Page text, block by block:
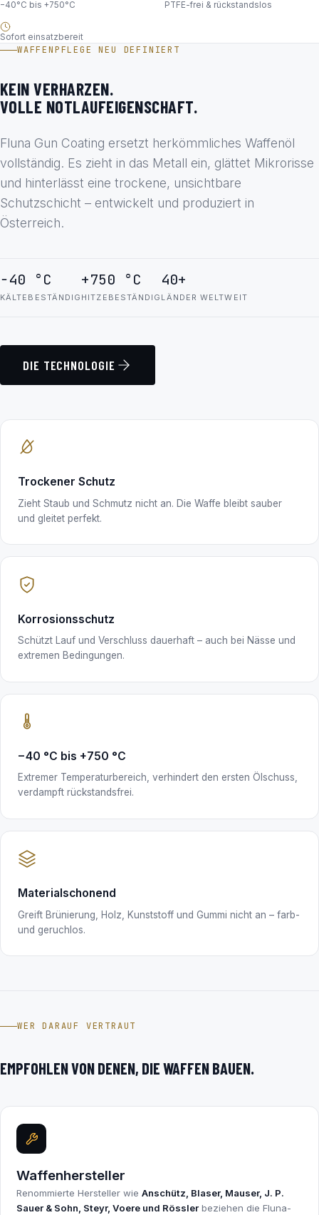
−40°C bis +750°C PTFE-frei & rückstandslos
Sofort einsatzbereit
WAFFENPFLEGE NEU DEFINIERT
KEIN VERHARZEN.
VOLLE NOTLAUFEIGENSCHAFT.
Fluna Gun Coating ersetzt herkömmliches Waffenöl
vollständig. Es zieht in das Metall ein, glättet Mikrorisse
und hinterlässt eine trockene, unsichtbare
Schutzschicht – entwickelt und produziert in
Österreich.
−40 °C
KÄLTEBESTÄNDIG
+750 °C
HITZEBESTÄNDIG
40+
LÄNDER WELTWEIT
DIE TECHNOLOGIE
Trockener Schutz
Zieht Staub und Schmutz nicht an. Die Waffe bleibt sauber
und gleitet perfekt.
Korrosionsschutz
Schützt Lauf und Verschluss dauerhaft – auch bei Nässe und
extremen Bedingungen.
−40 °C bis +750 °C
Extremer Temperaturbereich, verhindert den ersten Ölschuss,
verdampft rückstandsfrei.
Materialschonend
Greift Brünierung, Holz, Kunststoff und Gummi nicht an – farb-
und geruchlos.
WER DARAUF VERTRAUT
EMPFOHLEN VON DENEN, DIE WAFFEN BAUEN.
Waffenhersteller
Renommierte Hersteller wieAnschütz, Blaser, Mauser, J. P.
Sauer & Sohn, Steyr, Voere und Rössler beziehen die Fluna-